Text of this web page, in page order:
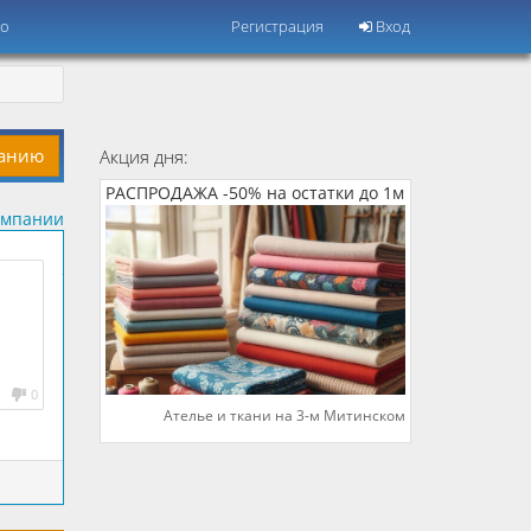
Регистрация Вход
0
Акция дня:
РАСПРОДАЖА -50% на остатки до 1м
Ателье и ткани на 3-м Митинском